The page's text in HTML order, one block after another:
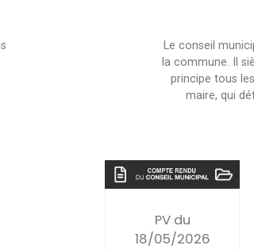
Le conseil
la commune. Il
principe tous
maire, qui
PV du
18/05/2026